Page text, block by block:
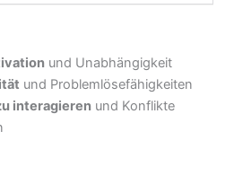
und Unabhängigkeit
und Problemlösefähigkeiten
interagieren und Konflikte